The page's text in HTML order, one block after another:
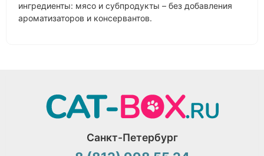
ингредиенты: мясо и субпродукты – без добавления
ароматизаторов и консервантов.
Санкт-Петербург